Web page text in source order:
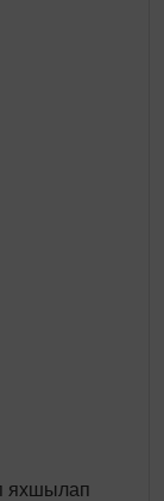
яхшылап